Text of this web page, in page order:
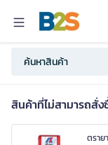
สินค้าที่ไม่สามารถสั่ง
ตราย